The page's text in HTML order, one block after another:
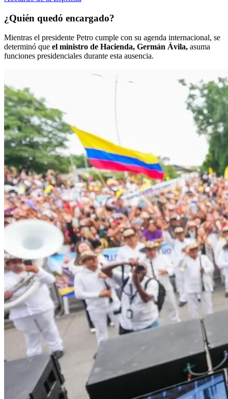
¿Quién quedó encargado?
Mientras el presidente Petro cumple con su agenda internacional, se
determinó que el ministro de Hacienda, Germán Ávila, asuma
funciones presidenciales durante esta ausencia.